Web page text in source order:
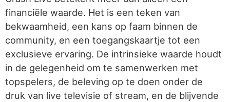
financiële waarde. Het is een teken van
bekwaamheid, een kans op faam binnen de
community, en een toegangskaartje tot een
exclusieve ervaring. De intrinsieke waarde houdt
in de gelegenheid om te samenwerken met
topspelers, de beleving op te doen onder de
druk van live televisie of stream, en de blijvende